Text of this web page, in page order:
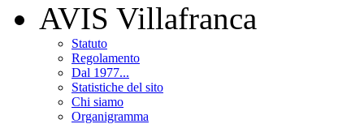
AVIS Villafranca
Statuto
Regolamento
Dal 1977...
Statistiche del sito
Chi siamo
Organigramma